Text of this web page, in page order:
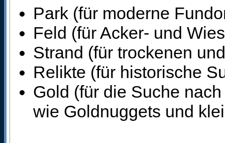
Park (für moderne
Feld (für Acker- und
Strand (für trockenen
Relikte (für historische
Gold (für die Suche
wie Goldnuggets und